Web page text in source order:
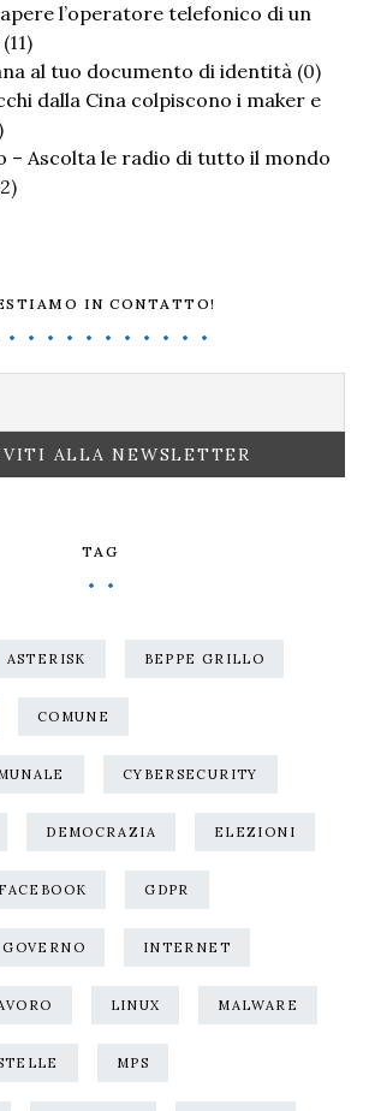
l’operatore telefonico di un
(11)
al tuo documento di identità (0)
dalla Cina colpiscono i maker e
– Ascolta le radio di tutto il mondo
IN CONTATTO!
TAG
ASTERISK BEPPE GRILLO
COMUNE
CYBERSECURITY
DEMOCRAZIA ELEZIONI
FACEBOOK GDPR
GOVERNO INTERNET
LINUX MALWARE
MPS